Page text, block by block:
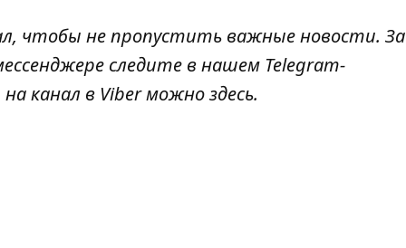
, чтобы не пропустить важные новости. За
следите в нашем Telegram-
канал в Viber можноздесь.